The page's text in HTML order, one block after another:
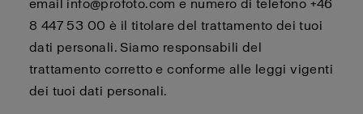
email info@profoto.com e numero di telefono +46
8 447 53 00 è il titolare del trattamento dei tuoi
dati personali. Siamo responsabili del
trattamento corretto e conforme alle leggi vigenti
dei tuoi dati personali.